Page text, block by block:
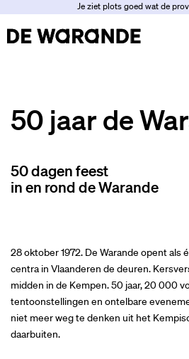
Je ziet plots goed wat de
50 jaar de
50 dagen feest
in en rond de Warande
28 oktober 1972. De Warande opent als
centra in Vlaanderen de deuren.
midden in de Kempen. 50 jaar, 20 000
tentoonstellingen en ontelbare
niet meer weg te denken uit het
daarbuiten.